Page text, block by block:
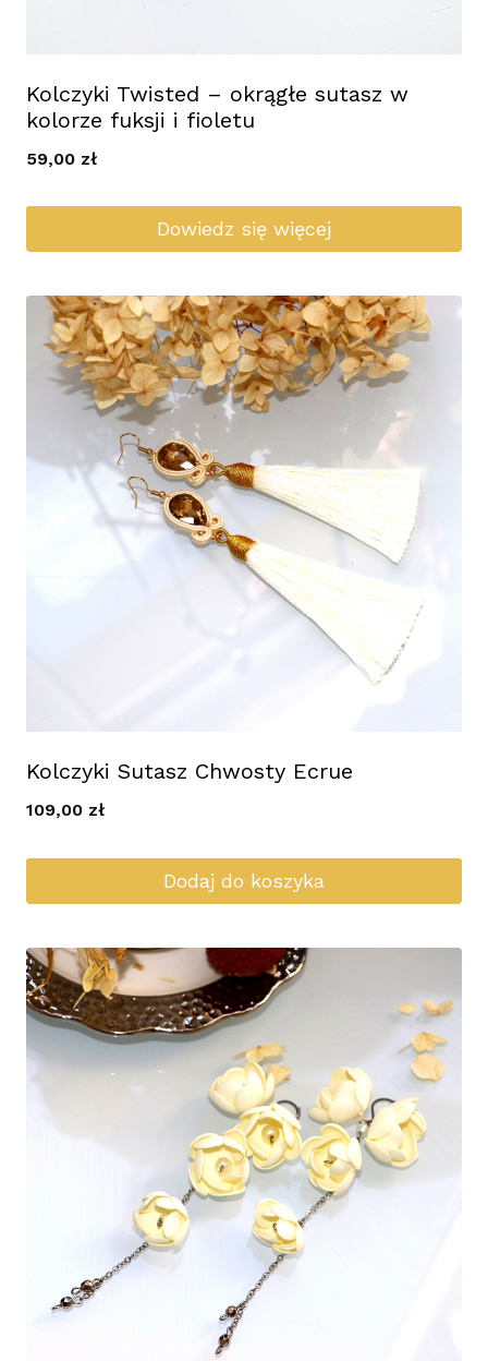
Kolczyki Twisted – okrągłe sutasz w
kolorze fuksji i fioletu
59,00 zł
Dowiedz się więcej
Kolczyki Sutasz Chwosty Ecrue
109,00 zł
Dodaj do koszyka